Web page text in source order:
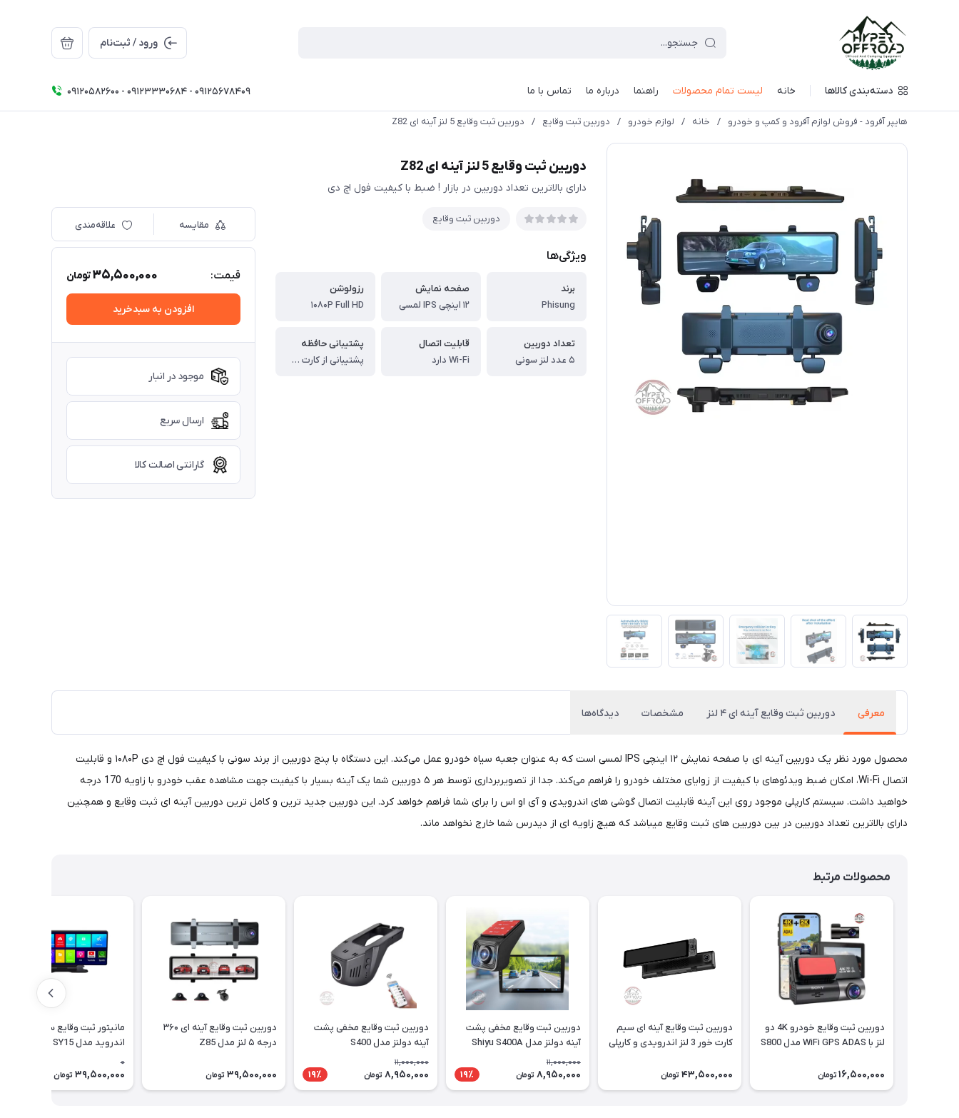
ورود / ثبت‌نام
دسته‌بندی کالاها خانه لیست تمام محصولات راهنما درباره ما تماس با ما 09120582600 - 09123330684 - 09125678409
هایپر آفرود - فروش لوازم آفرود و کمپ و خودرو / خانه / لوازم خودرو / دوربین ثبت وقایع / دوربین ثبت وقایع 5 لنز آینه ای Z82
دوربین ثبت وقایع 5 لنز آینه ای Z82
دارای بالاترین تعداد دوربین در بازار ! ضبط با کیفیت فول اچ دی
دوربین ثبت وقایع
ویژگی‌ها
برند
Phisung
صفحه نمایش
۱۲ اینچی IPS لمسی
رزولوشن
۱۰۸۰P Full HD
تعداد دوربین
۵ عدد لنز سونی
قابلیت اتصال
Wi-Fi دارد
پشتیبانی حافظه
پشتیبانی از کارت حافظه MicroSD تا 256 گیگا بایت
مقایسه علاقه‌مندی
قیمت: 35,500,000تومان
افزودن به سبدخرید
موجود در انبار
ارسال سریع
گارانتی اصالت کالا
معرفی دوربین ثبت وقایع آینه ای ۴ لنز مشخصات دیدگاه‌ها
محصول مورد نظر یک دوربین آینه ای با صفحه نمایش ۱۲ اینچی IPS لمسی است که به عنوان جعبه سیاه خودرو عمل می‌کند. این دستگاه با پنج دوربین از برند سونی با کیفیت فول اچ دی ۱۰۸۰P و قابلیت
اتصال Wi-Fi، امکان ضبط ویدئوهای با کیفیت از زوایای مختلف خودرو را فراهم می‌کند. جدا از تصویربرداری توسط هر ۵ دوربین شما یک آینه بسیار با کیفیت جهت مشاهده عقب خودرو با زاویه 170 درجه
خواهید داشت. سیستم کارپلی موجود روی این آینه قابلیت اتصال گوشی های اندرویدی و آی او اس را برای شما فراهم خواهد کرد. این دوربین جدید ترین و کامل ترین دوربین آینه ای ثبت وقایع و همچنین
دارای بالاترین تعداد دوربین در بین دوربین های ثبت وقایع میباشد که هیچ زاویه ای از دیدرس شما خارج نخواهد ماند.
محصولات مرتبط
دوربین ثبت وقایع خودرو 4K دو
لنز با WiFi GPS ADAS مدل S800
16,500,000 تومان
دوربین ثبت وقایع آینه ای سیم
کارت خور 3 لنز اندرویدی و کارپلی
43,500,000 تومان
دوربین ثبت وقایع مخفی پشت
آینه دولنز مدل Shiyu S400A
11,000,000
8,950,000 تومان 19٪
دوربین ثبت وقایع مخفی پشت
آینه دولنز مدل S400
11,000,000
8,950,000 تومان 19٪
دوربین ثبت وقایع آینه ای ۳۶۰
درجه ۵ لنز مدل Z85
39,500,000 تومان
مانیتور ثبت وقایع سیم کارت خور
اندروید مدل SY15
0
39,500,000 تومان